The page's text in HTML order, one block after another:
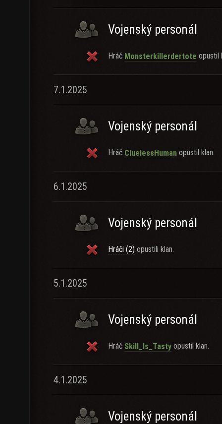
Vojenský personál
Hráč Monsterkillerdertote opustil
7.1.2025
Vojenský personál
Hráč CluelessHuman opustil klan.
6.1.2025
Vojenský personál
Hráči (2) opustili klan.
5.1.2025
Vojenský personál
Hráč Skill_Is_Tasty opustil klan.
4.1.2025
Vojenský personál